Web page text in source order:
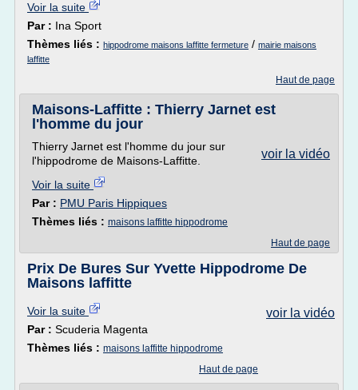
Voir la suite
Par : Ina Sport
Thèmes liés : hippodrome maisons laffitte fermeture / mairie maisons
laffitte
Haut de page
Maisons-Laffitte : Thierry Jarnet est
l'homme du jour
voir la vidéo
Thierry Jarnet est l'homme du jour sur
l'hippodrome de Maisons-Laffitte.
Voir la suite
Par : PMU Paris Hippiques
Thèmes liés : maisons laffitte hippodrome
Haut de page
Prix De Bures Sur Yvette Hippodrome De
Maisons laffitte
voir la vidéo
Voir la suite
Par : Scuderia Magenta
Thèmes liés : maisons laffitte hippodrome
Haut de page